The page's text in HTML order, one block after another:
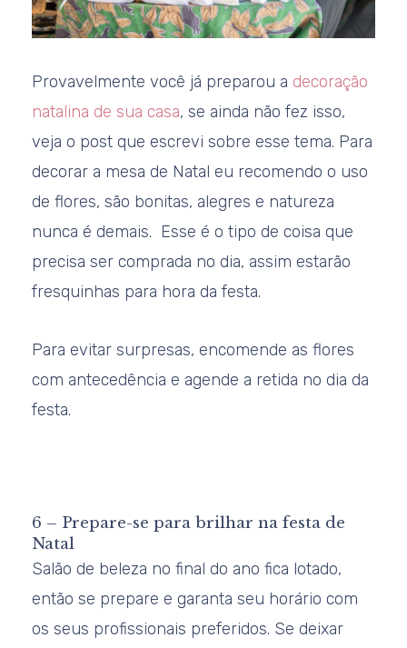
Provavelmente você já preparou a decoração
natalina de sua casa, se ainda não fez isso,
veja o post que escrevi sobre esse tema. Para
decorar a mesa de Natal eu recomendo o uso
de flores, são bonitas, alegres e natureza
nunca é demais. Esse é o tipo de coisa que
precisa ser comprada no dia, assim estarão
fresquinhas para hora da festa.
Para evitar surpresas, encomende as flores
com antecedência e agende a retida no dia da
festa.
6 – Prepare-se para brilhar na festa de
Natal
Salão de beleza no final do ano fica lotado,
então se prepare e garanta seu horário com
os seus profissionais preferidos. Se deixar